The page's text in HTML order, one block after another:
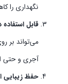
نگهداری را
قابل
می‌تواند بر
آجری و حتی
حفظ زیبایی